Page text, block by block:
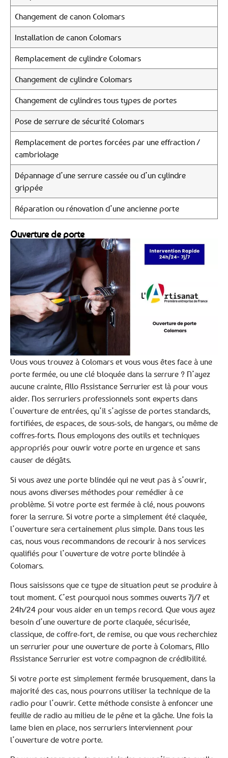
Changement de canon Colomars
Installation de canon Colomars
Remplacement de cylindre Colomars
Changement de cylindre Colomars
Changement de cylindres tous types de portes
Pose de serrure de sécurité Colomars
Remplacement de portes forcées par une effraction /
cambriolage
Dépannage d’une serrure cassée ou d’un cylindre
grippée
Réparation ou rénovation d’une ancienne porte
Ouverture de porte
Vous vous trouvez à Colomars et vous vous êtes face à une
porte fermée, ou une clé bloquée dans la serrure ? N’ayez
aucune crainte, Allo Assistance Serrurier est là pour vous
aider. Nos serruriers professionnels sont experts dans
l’ouverture de entrées, qu’il s’agisse de portes standards,
fortifiées, de espaces, de sous-sols, de hangars, ou même de
coffres-forts. Nous employons des outils et techniques
appropriés pour ouvrir votre porte en urgence et sans
causer de dégâts.
Si vous avez une porte blindée qui ne veut pas à s’ouvrir,
nous avons diverses méthodes pour remédier à ce
problème. Si votre porte est fermée à clé, nous pouvons
forer la serrure. Si votre porte a simplement été claquée,
l’ouverture sera certainement plus simple. Dans tous les
cas, nous vous recommandons de recourir à nos services
qualifiés pour l’ouverture de votre porte blindée à
Colomars.
Nous saisissons que ce type de situation peut se produire à
tout moment. C’est pourquoi nous sommes ouverts 7j/7 et
24h/24 pour vous aider en un temps record. Que vous ayez
besoin d’une ouverture de porte claquée, sécurisée,
classique, de coffre-fort, de remise, ou que vous recherchiez
un serrurier pour une ouverture de porte à Colomars, Allo
Assistance Serrurier est votre compagnon de crédibilité.
Si votre porte est simplement fermée brusquement, dans la
majorité des cas, nous pourrons utiliser la technique de la
radio pour l’ouvrir. Cette méthode consiste à enfoncer une
feuille de radio au milieu de le pêne et la gâche. Une fois la
lame bien en place, nos serruriers interviennent pour
l’ouverture de votre porte.